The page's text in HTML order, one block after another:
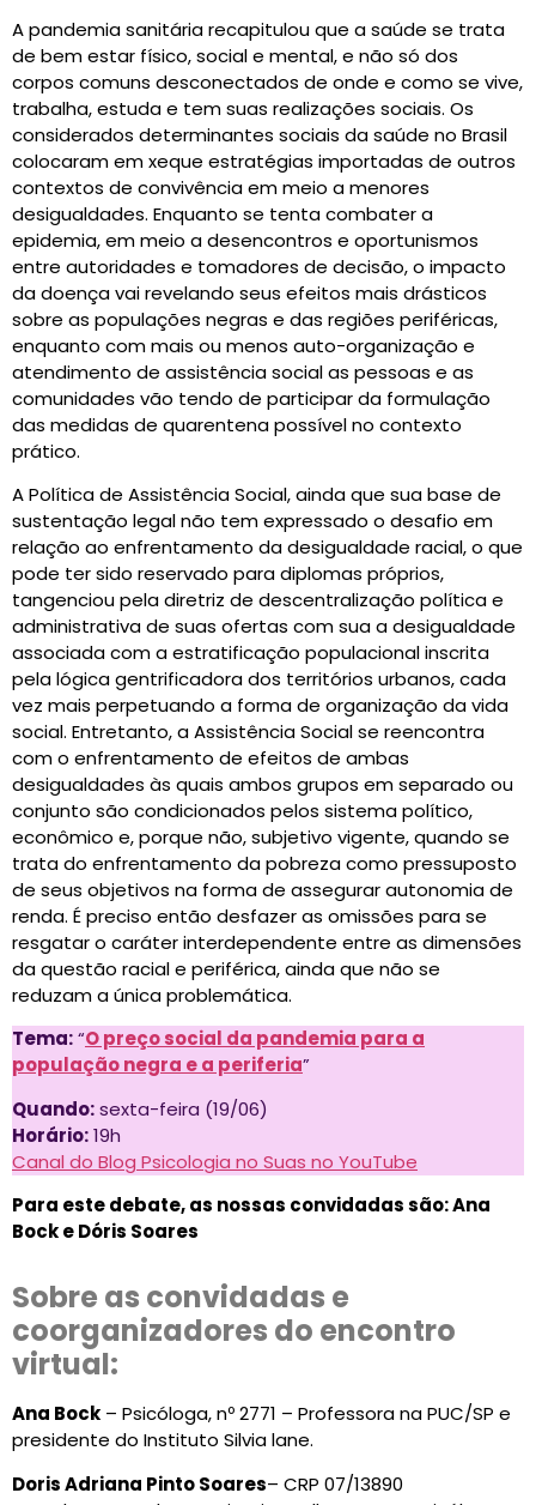
A pandemia sanitária recapitulou que a saúde se trata
de bem estar físico, social e mental, e não só dos
corpos comuns desconectados de onde e como se vive,
trabalha, estuda e tem suas realizações sociais. Os
considerados determinantes sociais da saúde no Brasil
colocaram em xeque estratégias importadas de outros
contextos de convivência em meio a menores
desigualdades. Enquanto se tenta combater a
epidemia, em meio a desencontros e oportunismos
entre autoridades e tomadores de decisão, o impacto
da doença vai revelando seus efeitos mais drásticos
sobre as populações negras e das regiões periféricas,
enquanto com mais ou menos auto-organização e
atendimento de assistência social as pessoas e as
comunidades vão tendo de participar da formulação
das medidas de quarentena possível no contexto
prático.
A Política de Assistência Social, ainda que sua base de
sustentação legal não tem expressado o desafio em
relação ao enfrentamento da desigualdade racial, o que
pode ter sido reservado para diplomas próprios,
tangenciou pela diretriz de descentralização política e
administrativa de suas ofertas com sua a desigualdade
associada com a estratificação populacional inscrita
pela lógica gentrificadora dos territórios urbanos, cada
vez mais perpetuando a forma de organização da vida
social. Entretanto, a Assistência Social se reencontra
com o enfrentamento de efeitos de ambas
desigualdades às quais ambos grupos em separado ou
conjunto são condicionados pelos sistema político,
econômico e, porque não, subjetivo vigente, quando se
trata do enfrentamento da pobreza como pressuposto
de seus objetivos na forma de assegurar autonomia de
renda. É preciso então desfazer as omissões para se
resgatar o caráter interdependente entre as dimensões
da questão racial e periférica, ainda que não se
reduzam a única problemática.
Tema:“O preço social da pandemia para a
população negra e a periferia”
Quando:sexta-feira (19/06)
Horário:19h
Canal do Blog Psicologia no Suas no YouTube
Para este debate, as nossas convidadas são: Ana
Bock e Dóris Soares
Sobre as convidadas e
coorganizadores do encontro
virtual:
Ana Bock – Psicóloga, nº 2771 – Professora na PUC/SP e
presidente do Instituto Silvia lane.
Doris Adriana Pinto Soares– CRP 07/13890